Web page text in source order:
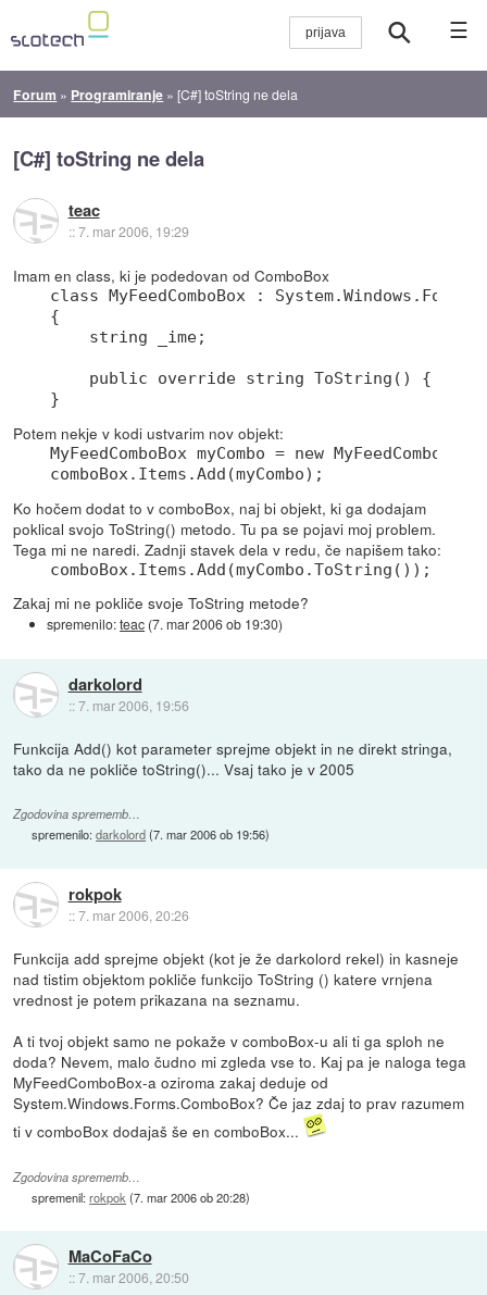
☰
Forum » Programiranje »[C#] toString ne dela
[C#] toString ne dela
teac
::7. mar 2006, 19:29
Imam en class, ki je podedovan od ComboBox
class MyFeedComboBox :
{
    string _ime;
public override string ToString() {
Potem nekje v kodi ustvarim nov objekt:
MyFeedComboBox myCombo = new
comboBox.Items.Add(myCombo);
Ko hočem dodat to v comboBox, naj bi objekt, ki ga dodajam
poklical svojo ToString() metodo. Tu pa se pojavi moj problem.
Tega mi ne naredi. Zadnji stavek dela v redu, če napišem tako:
comboBox.Items.Add(myCombo.ToString());
Zakaj mi ne pokliče svoje ToString metode?
spremenilo:teac (7. mar 2006 ob 19:30)
darkolord
::7. mar 2006, 19:56
Funkcija Add() kot parameter sprejme objekt in ne direkt stringa,
tako da ne pokliče toString()... Vsaj tako je v 2005
Zgodovina sprememb…
spremenilo:darkolord(7. mar 2006 ob 19:56)
rokpok
::7. mar 2006, 20:26
Funkcija add sprejme objekt (kot je že darkolord rekel) in kasneje
nad tistim objektom pokliče funkcijo ToString () katere vrnjena
vrednost je potem prikazana na seznamu.
A ti tvoj objekt samo ne pokaže v comboBox-u ali ti ga sploh ne
doda? Nevem, malo čudno mi zgleda vse to. Kaj pa je naloga tega
MyFeedComboBox-a oziroma zakaj deduje od
System.Windows.Forms.ComboBox? Če jaz zdaj to prav razumem
ti v comboBox dodajaš še en comboBox...
Zgodovina sprememb…
spremenil:rokpok (7. mar 2006 ob 20:28)
MaCoFaCo
::7. mar 2006, 20:50